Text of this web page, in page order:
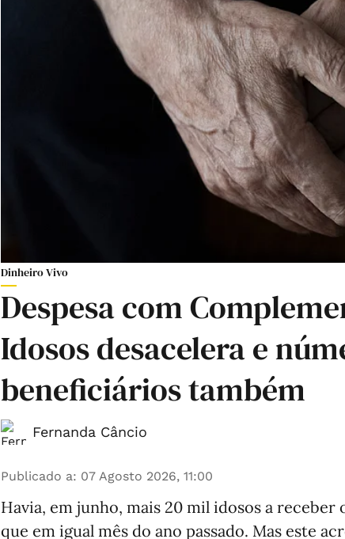
Dinheiro Vivo
Despesa com
Idosos desacelera e
beneficiários também
Fernanda Câncio
Publicado a: 07 Agosto 2026, 11:00
Havia, em junho, mais 20 mil idosos a receber
que em igual mês do ano passado. Mas este